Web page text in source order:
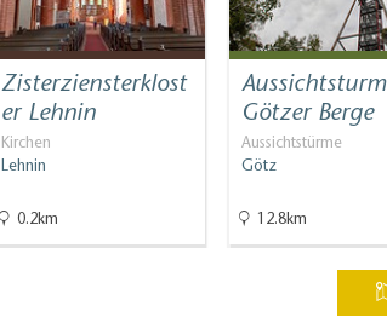
Zisterziensterklost
er Lehnin
Kirchen
Lehnin
0.2km
Aussichtsturm
Götzer Berge
Aussichtstürme
Götz
12.8km